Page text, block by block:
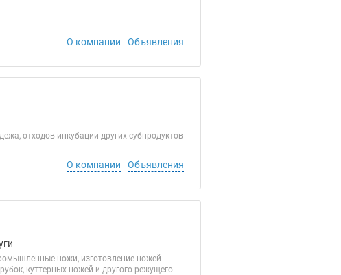
О компании Объявления
отходов инкубации других субпродуктов
О компании Объявления
ножи, изготовление ножей
куттерных ножей и другого режущего